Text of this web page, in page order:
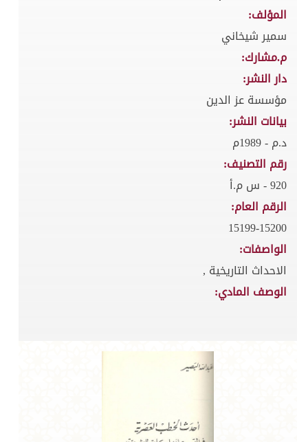
المؤلف:
سمير شيخاني
م.مشارك:
دار النشر:
مؤسسة عز الدين
بيانات النشر:
د.م - 1989م
رقم التصنيف:
920 - س م.أ
الرقم العام:
15199-15200
الواصفات:
الاحداث التاريخية ,
الوصف المادي: